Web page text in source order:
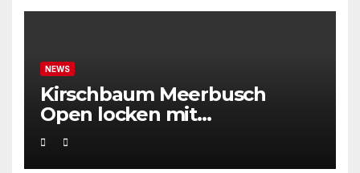
NEWS
Kirschbaum Meerbusch
Open locken mit
Weltklassetennis